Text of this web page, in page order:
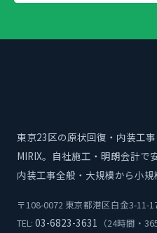
東京23区の原状回復・内装工
MIRIX。自社施工・明朗会計で
内装工事全般・大規模から小
〒108-0072 東京都港区白金3-11-
TEL: 03-6823-3631
（24時間・